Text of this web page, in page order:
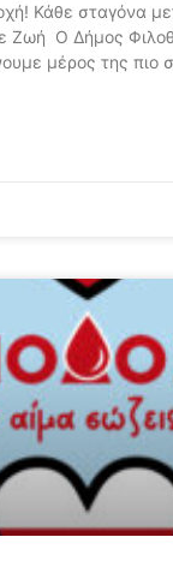
Κάθε σταγόνα
Ζωή Ο Δήμος
μέρος της πιο